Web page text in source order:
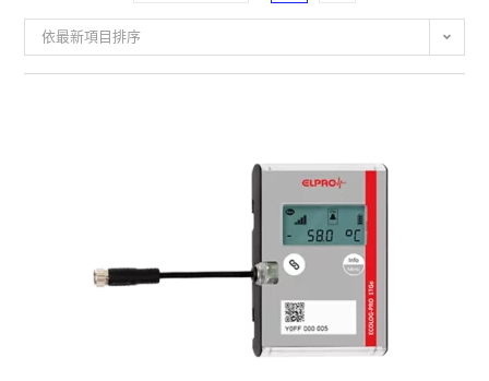
依最新項目排序